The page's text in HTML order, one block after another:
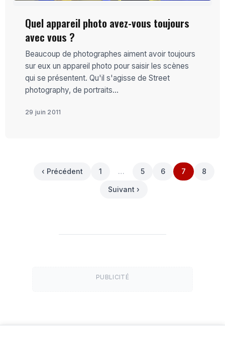
Quel appareil photo avez-vous toujours
avec vous ?
Beaucoup de photographes aiment avoir toujours
sur eux un appareil photo pour saisir les scènes
qui se présentent. Qu'il s'agisse de Street
photography, de portraits...
29 juin 2011
‹ Précédent 1 … 5 6 7 8
Suivant ›
PUBLICITÉ